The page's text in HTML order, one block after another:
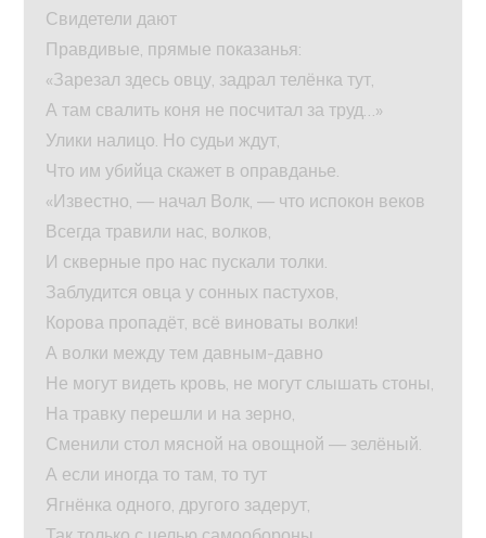
Свидетели дают
Правдивые, прямые показанья:
«Зарезал здесь овцу, задрал телёнка тут,
А там свалить коня не посчитал за труд…»
Улики налицо. Но судьи ждут,
Что им убийца скажет в оправданье.
«Известно, — начал Волк, — что испокон веков
Всегда травили нас, волков,
И скверные про нас пускали толки.
Заблудится овца у сонных пастухов,
Корова пропадёт, всё виноваты волки!
А волки между тем давным-давно
Не могут видеть кровь, не могут слышать стоны,
На травку перешли и на зерно,
Сменили стол мясной на овощной — зелёный.
А если иногда то там, то тут
Ягнёнка одного, другого задерут,